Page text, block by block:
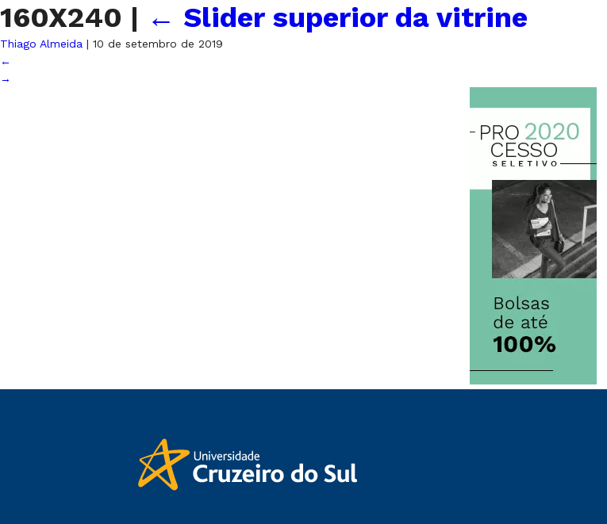
160X240 | ← Slider superior da vitrine
Thiago Almeida | 10 de setembro de 2019
←
→